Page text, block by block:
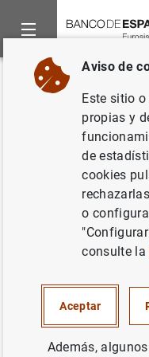
Inicio Noticias y eventos
Volver
Estado
del
POLÍTICA MONETARIA
Estado
Aviso de
Este sitio
propias y
de
cookies
o
consulte la
Aceptar
Además,